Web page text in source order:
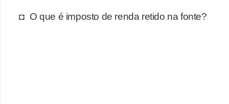
O que é imposto de renda retido na fonte?